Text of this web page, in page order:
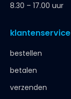
8.30 – 17.00 uur
klantenservice
bestellen
betalen
verzenden